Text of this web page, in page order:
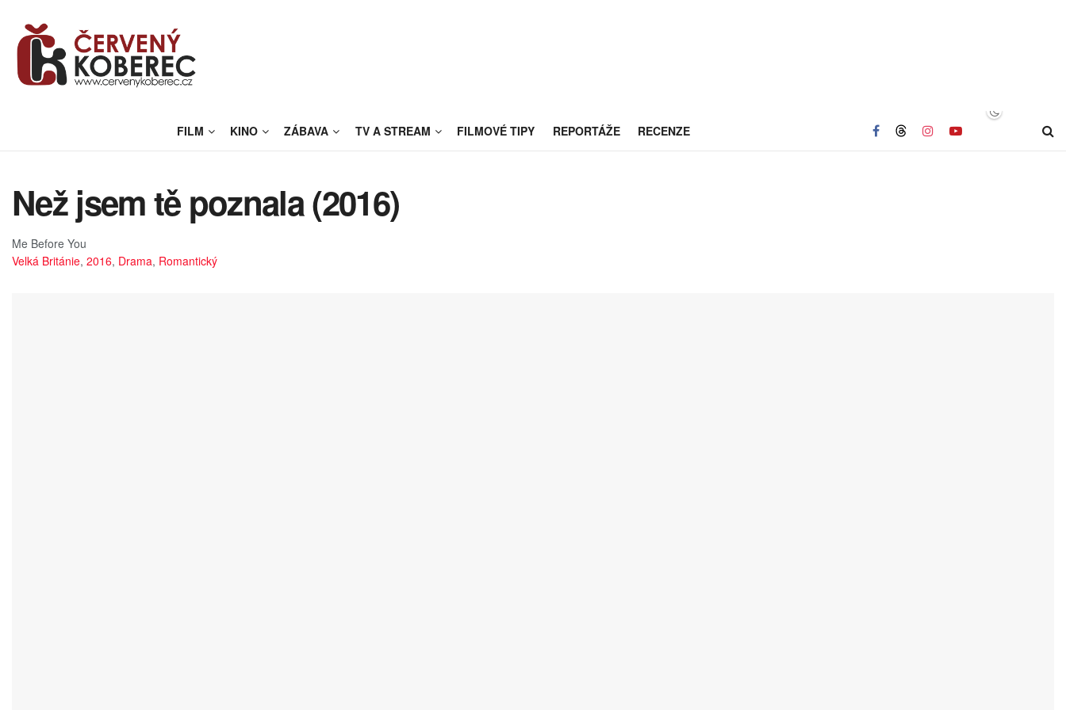
FILM KINO ZÁBAVA TV A STREAM FILMOVÉ TIPY REPORTÁŽE RECENZE
Než jsem tě poznala (2016)
Me Before You
Velká Británie, 2016, Drama, Romantický